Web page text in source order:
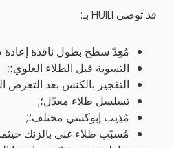
قد توصي HUILI بـ:
مُعِدّ سطح بطول نافذة إعادة
التسوية قبل الطلاء العلوي؛;
التفجير بالكنس بعد التعرض
تسلسل طلاء معدّل؛;
مُذِيب إبوكسي مختلف؛;
مُسبّب طلاء غني بالزنك